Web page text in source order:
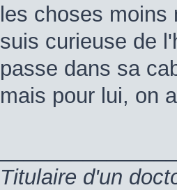
les choses
suis curieuse de
passe dans sa
mais pour lui, on
Titulaire d'un